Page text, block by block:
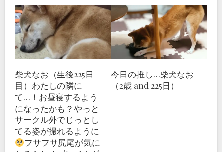
柴犬なお（生後225日
目）わたしの隣に
て…！ お昼寝するよう
になったかも？やっと
サークル外でじっとし
てる姿が撮れるように
フサフサ尻尾が気に
今日の推し…柴犬なお
（2歳 and 225日）